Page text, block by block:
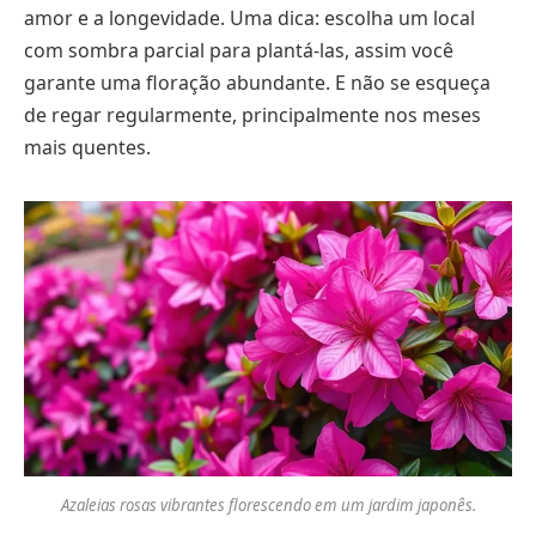
amor e a longevidade. Uma dica: escolha um local
com sombra parcial para plantá-las, assim você
garante uma floração abundante. E não se esqueça
de regar regularmente, principalmente nos meses
mais quentes.
Azaleias rosas vibrantes florescendo em um jardim japonês.